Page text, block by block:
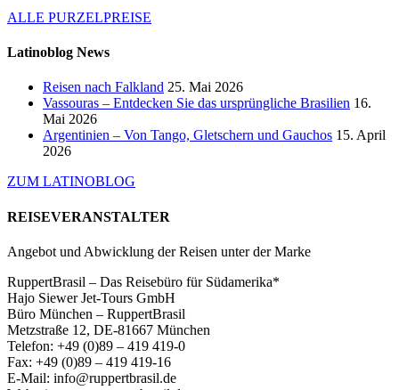
ALLE PURZELPREISE
Latinoblog News
Reisen nach Falkland 25. Mai 2026
Vassouras – Entdecken Sie das ursprüngliche Brasilien 16.
Mai 2026
Argentinien – Von Tango, Gletschern und Gauchos 15. April
2026
ZUM LATINOBLOG
REISEVERANSTALTER
Angebot und Abwicklung der Reisen unter der Marke
RuppertBrasil – Das Reisebüro für Südamerika*
Hajo Siewer Jet-Tours GmbH
Büro München – RuppertBrasil
Metzstraße 12, DE-81667 München
Telefon: +49 (0)89 – 419 419-0
Fax: +49 (0)89 – 419 419-16
E-Mail: info@ruppertbrasil.de